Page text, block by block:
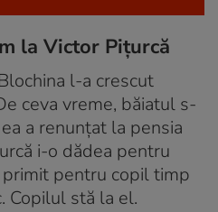
la Victor Pițurcă
l-a crescut
ceva vreme, băiatul s-
a renunțat la pensia
i-o dădea pentru
primit pentru copil timp
Copilul stă la el.